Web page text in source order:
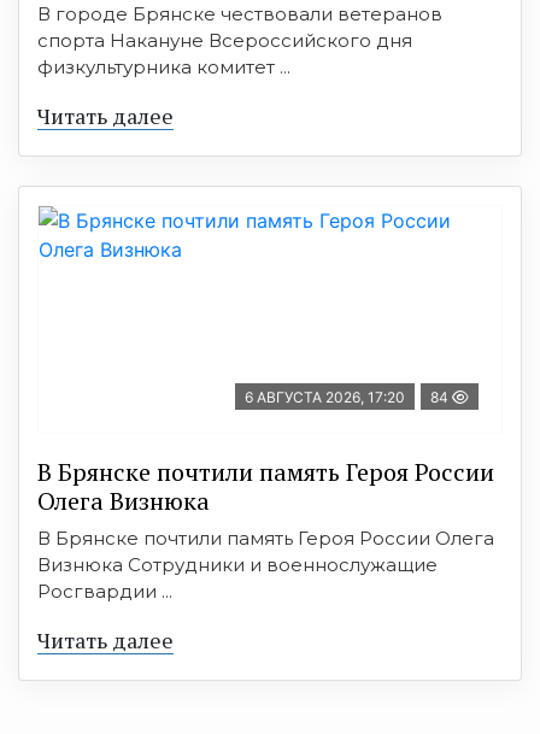
В городе Брянске чествовали ветеранов
спорта Накануне Всероссийского дня
физкультурника комитет ...
Читать далее
6 АВГУСТА 2026, 17:20 84
В Брянске почтили память Героя России
Олега Визнюка
В Брянске почтили память Героя России Олега
Визнюка Сотрудники и военнослужащие
Росгвардии ...
Читать далее